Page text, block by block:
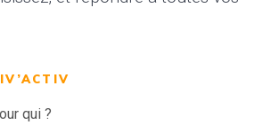
qui ?